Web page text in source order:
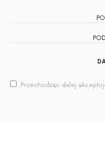
Przechodząc dalej